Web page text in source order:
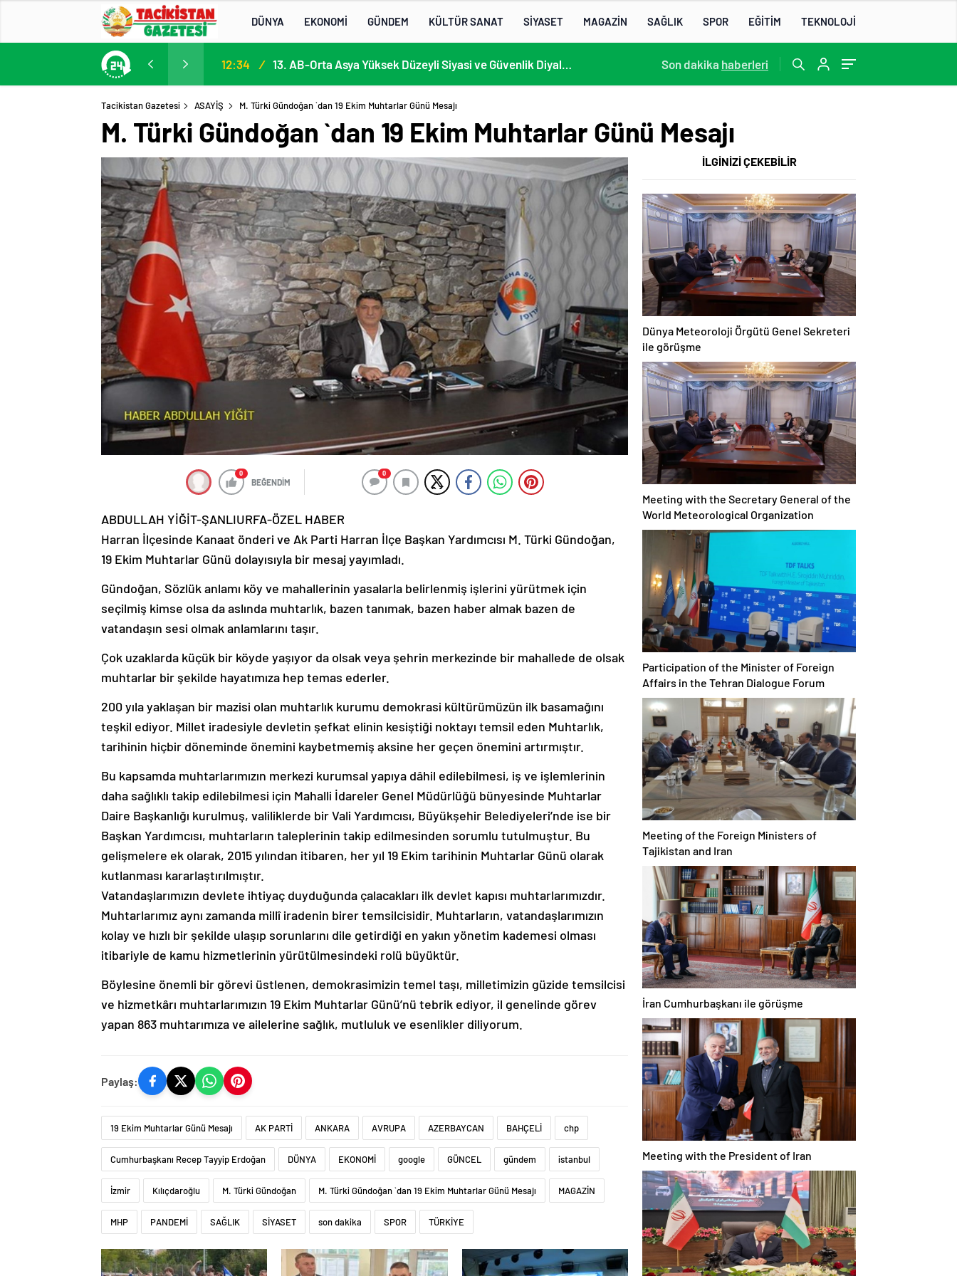
DÜNYA EKONOMİ GÜNDEM KÜLTÜR SANAT SİYASET MAGAZİN SAĞLIK SPOR EĞİTİM TEKNOLOJİ
13. AB-Orta Asya Yüksek Düzeyli Siyasi ve Güvenlik Diyaloğuna Katılım 13:22 / KÜLTÜRLERİN NOTALARLA BULUŞTUĞU YER: MİMOZA’M KAFE’DE DOSTLUK RÜZGARI! 22:07 /
Son dakika haberleri
Tacikistan Gazetesi ASAYİŞ M. Türki Gündoğan `dan 19 Ekim Muhtarlar Günü Mesajı
M. Türki Gündoğan `dan 19 Ekim Muhtarlar Günü Mesajı
0
BEĞENDİM
0
ABDULLAH YİĞİT-ŞANLIURFA-ÖZEL HABER
Harran İlçesinde Kanaat önderi ve Ak Parti Harran İlçe Başkan Yardımcısı M. Türki Gündoğan,
19 Ekim Muhtarlar Günü dolayısıyla bir mesaj yayımladı.
Gündoğan, Sözlük anlamı köy ve mahallerinin yasalarla belirlenmiş işlerini yürütmek için
seçilmiş kimse olsa da aslında muhtarlık, bazen tanımak, bazen haber almak bazen de
vatandaşın sesi olmak anlamlarını taşır.
Çok uzaklarda küçük bir köyde yaşıyor da olsak veya şehrin merkezinde bir mahallede de olsak
muhtarlar bir şekilde hayatımıza hep temas ederler.
200 yıla yaklaşan bir mazisi olan muhtarlık kurumu demokrasi kültürümüzün ilk basamağını
teşkil ediyor. Millet iradesiyle devletin şefkat elinin kesiştiği noktayı temsil eden Muhtarlık,
tarihinin hiçbir döneminde önemini kaybetmemiş aksine her geçen önemini artırmıştır.
Bu kapsamda muhtarlarımızın merkezi kurumsal yapıya dâhil edilebilmesi, iş ve işlemlerinin
daha sağlıklı takip edilebilmesi için Mahalli İdareler Genel Müdürlüğü bünyesinde Muhtarlar
Daire Başkanlığı kurulmuş, valiliklerde bir Vali Yardımcısı, Büyükşehir Belediyeleri’nde ise bir
Başkan Yardımcısı, muhtarların taleplerinin takip edilmesinden sorumlu tutulmuştur. Bu
gelişmelere ek olarak, 2015 yılından itibaren, her yıl 19 Ekim tarihinin Muhtarlar Günü olarak
kutlanması kararlaştırılmıştır.
Vatandaşlarımızın devlete ihtiyaç duyduğunda çalacakları ilk devlet kapısı muhtarlarımızdır.
Muhtarlarımız aynı zamanda millî iradenin birer temsilcisidir. Muhtarların, vatandaşlarımızın
kolay ve hızlı bir şekilde ulaşıp sorunlarını dile getirdiği en yakın yönetim kademesi olması
itibariyle de kamu hizmetlerinin yürütülmesindeki rolü büyüktür.
Böylesine önemli bir görevi üstlenen, demokrasimizin temel taşı, milletimizin güzide temsilcisi
ve hizmetkârı muhtarlarımızın 19 Ekim Muhtarlar Günü’nü tebrik ediyor, il genelinde görev
yapan 863 muhtarımıza ve ailelerine sağlık, mutluluk ve esenlikler diliyorum.
Paylaş:
19 Ekim Muhtarlar Günü Mesajı AK PARTİ ANKARA AVRUPA AZERBAYCAN BAHÇELİ chp
Cumhurbaşkanı Recep Tayyip Erdoğan DÜNYA EKONOMİ google GÜNCEL gündem istanbul
İzmir Kılıçdaroğlu M. Türki Gündoğan M. Türki Gündoğan `dan 19 Ekim Muhtarlar Günü Mesajı MAGAZİN
MHP PANDEMİ SAĞLIK SİYASET son dakika SPOR TÜRKİYE
İLGİNİZİ ÇEKEBİLİR
Dünya Meteoroloji Örgütü Genel Sekreteri
ile görüşme
Meeting with the Secretary General of the
World Meteorological Organization
Participation of the Minister of Foreign
Affairs in the Tehran Dialogue Forum
Meeting of the Foreign Ministers of
Tajikistan and Iran
İran Cumhurbaşkanı ile görüşme
Meeting with the President of Iran